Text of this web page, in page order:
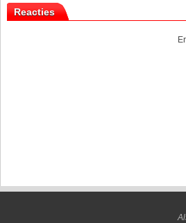
Reacties